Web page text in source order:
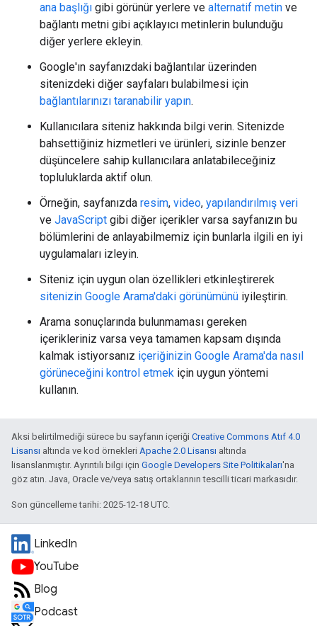
ana başlığı gibi görünür yerlere ve alternatif metin ve
bağlantı metni gibi açıklayıcı metinlerin bulunduğu
diğer yerlere ekleyin.
Google'ın sayfanızdaki bağlantılar üzerinden
sitenizdeki diğer sayfaları bulabilmesi için
bağlantılarınızı taranabilir yapın.
Kullanıcılara siteniz hakkında bilgi verin. Sitenizde
bahsettiğiniz hizmetleri ve ürünleri, sizinle benzer
düşüncelere sahip kullanıcılara anlatabileceğiniz
topluluklarda aktif olun.
Örneğin, sayfanızda resim, video, yapılandırılmış veri
ve JavaScript gibi diğer içerikler varsa sayfanızın bu
bölümlerini de anlayabilmemiz için bunlarla ilgili en iyi
uygulamaları izleyin.
Siteniz için uygun olan özellikleri etkinleştirerek
sitenizin Google Arama'daki görünümünü iyileştirin.
Arama sonuçlarında bulunmaması gereken
içerikleriniz varsa veya tamamen kapsam dışında
kalmak istiyorsanız içeriğinizin Google Arama'da nasıl
görüneceğini kontrol etmek için uygun yöntemi
kullanın.
Aksi belirtilmediği sürece bu sayfanın içeriği Creative Commons Atıf 4.0
Lisansı altında ve kod örnekleri Apache 2.0 Lisansı altında
lisanslanmıştır. Ayrıntılı bilgi için Google Developers Site Politikaları'na
göz atın. Java, Oracle ve/veya satış ortaklarının tescilli ticari markasıdır.
Son güncelleme tarihi: 2025-12-18 UTC.
LinkedIn
YouTube
Blog
Podcast